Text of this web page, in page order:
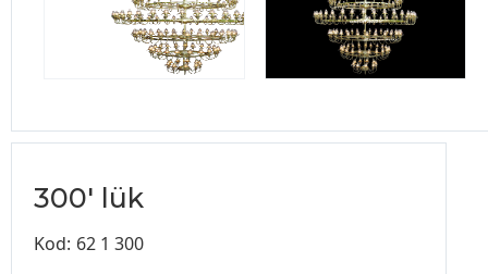
300' lük
Kod: 62 1 300